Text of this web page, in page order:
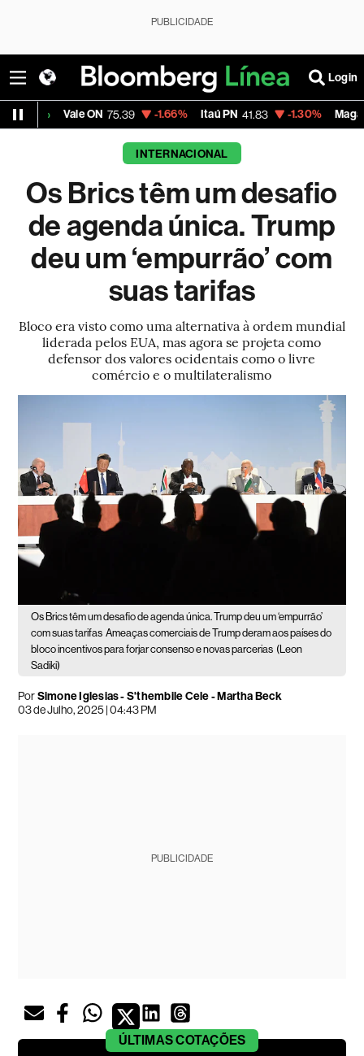
PUBLICIDADE
Login
75.39 -1.66% Itaú PN 41.83 -1.30% Magalu 4.57 -
INTERNACIONAL
Os Brics têm um desafio
de agenda única. Trump
deu um ‘empurrão’ com
suas tarifas
Bloco era visto como uma alternativa à ordem mundial
liderada pelos EUA, mas agora se projeta como
defensor dos valores ocidentais como o livre
comércio e o multilateralismo
Os Brics têm um desafio de agenda única. Trump deu um ‘empurrão’
com suas tarifas Ameaças comerciais de Trump deram aos países do
bloco incentivos para forjar consenso e novas parcerias (Leon
Sadiki)
PorSimone Iglesias - S'thembile Cele - Martha Beck
03 de Julho, 2025 | 04:43 PM
PUBLICIDADE
ÚLTIMASCOTAÇÕES